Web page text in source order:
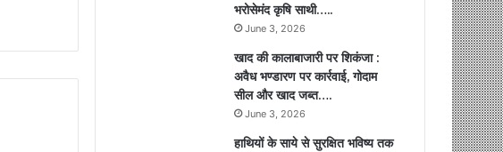
भरोसेमंद कृषि साथी…..
June 3, 2026
खाद की कालाबाजारी पर शिकंजा :
अवैध भण्डारण पर कार्रवाई, गोदाम
सील और खाद जब्त….
June 3, 2026
हाथियों के साये से सुरक्षित भविष्य तक